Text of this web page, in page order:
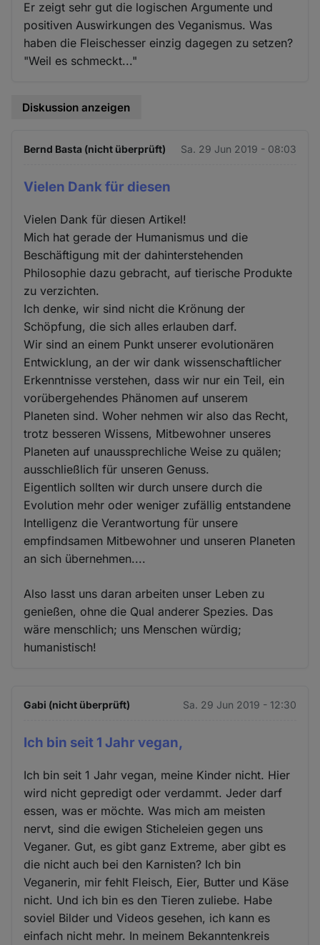
Er zeigt sehr gut die logischen Argumente und
positiven Auswirkungen des Veganismus. Was
haben die Fleischesser einzig dagegen zu setzen?
"Weil es schmeckt..."
Diskussion anzeigen
Bernd Basta (nicht überprüft) Sa. 29 Jun 2019 - 08:03
Vielen Dank für diesen
Vielen Dank für diesen Artikel!
Mich hat gerade der Humanismus und die
Beschäftigung mit der dahinterstehenden
Philosophie dazu gebracht, auf tierische Produkte
zu verzichten.
Ich denke, wir sind nicht die Krönung der
Schöpfung, die sich alles erlauben darf.
Wir sind an einem Punkt unserer evolutionären
Entwicklung, an der wir dank wissenschaftlicher
Erkenntnisse verstehen, dass wir nur ein Teil, ein
vorübergehendes Phänomen auf unserem
Planeten sind. Woher nehmen wir also das Recht,
trotz besseren Wissens, Mitbewohner unseres
Planeten auf unaussprechliche Weise zu quälen;
ausschließlich für unseren Genuss.
Eigentlich sollten wir durch unsere durch die
Evolution mehr oder weniger zufällig entstandene
Intelligenz die Verantwortung für unsere
empfindsamen Mitbewohner und unseren Planeten
an sich übernehmen....
Also lasst uns daran arbeiten unser Leben zu
genießen, ohne die Qual anderer Spezies. Das
wäre menschlich; uns Menschen würdig;
humanistisch!
Gabi (nicht überprüft) Sa. 29 Jun 2019 - 12:30
Ich bin seit 1 Jahr vegan,
Ich bin seit 1 Jahr vegan, meine Kinder nicht. Hier
wird nicht gepredigt oder verdammt. Jeder darf
essen, was er möchte. Was mich am meisten
nervt, sind die ewigen Sticheleien gegen uns
Veganer. Gut, es gibt ganz Extreme, aber gibt es
die nicht auch bei den Karnisten? Ich bin
Veganerin, mir fehlt Fleisch, Eier, Butter und Käse
nicht. Und ich bin es den Tieren zuliebe. Habe
soviel Bilder und Videos gesehen, ich kann es
einfach nicht mehr. In meinem Bekanntenkreis